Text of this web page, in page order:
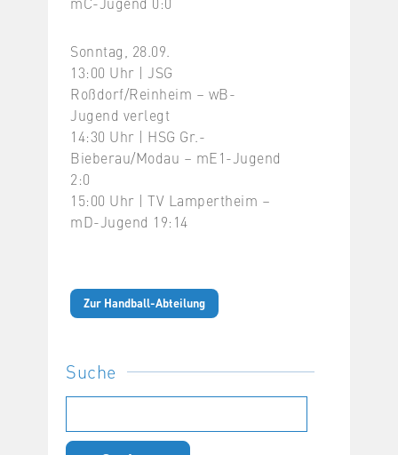
Sonntag, 28.09.
13:00 Uhr | JSG
Roßdorf/Reinheim – wB-
Jugend verlegt
14:30 Uhr | HSG Gr.-
Bieberau/Modau – mE1-Jugend
2:0
15:00 Uhr | TV Lampertheim –
mD-Jugend 19:14
Zur Handball-Abteilung
Suche
nach: